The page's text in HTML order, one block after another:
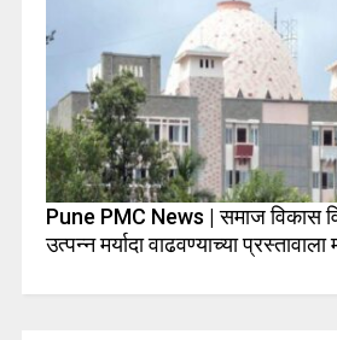
Pune PMC News | समाज विकास
उत्पन्न मर्यादा वाढवण्याच्या प्रस्तावाला